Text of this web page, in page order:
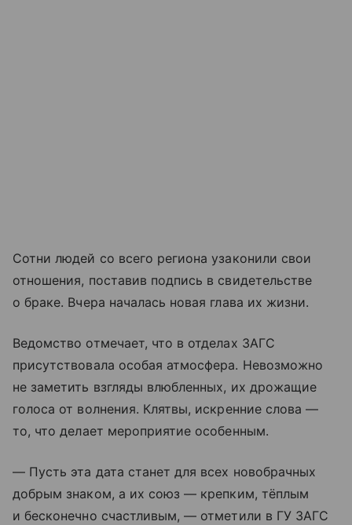
Сотни людей со всего региона узаконили свои
отношения, поставив подпись в свидетельстве
о браке. Вчера началась новая глава их жизни.
Ведомство отмечает, что в отделах ЗАГС
присутствовала особая атмосфера. Невозможно
не заметить взгляды влюбленных, их дрожащие
голоса от волнения. Клятвы, искренние слова —
то, что делает мероприятие особенным.
— Пусть эта дата станет для всех новобрачных
добрым знаком, а их союз — крепким, тёплым
и бесконечно счастливым, — отметили в ГУ ЗАГС